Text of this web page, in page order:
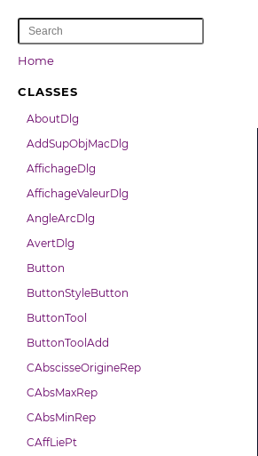
Home
CLASSES
AboutDlg
AddSupObjMacDlg
AffichageDlg
AffichageValeurDlg
AngleArcDlg
AvertDlg
Button
ButtonStyleButton
ButtonTool
ButtonToolAdd
CAbscisseOrigineRep
CAbsMaxRep
CAbsMinRep
CAffLiePt